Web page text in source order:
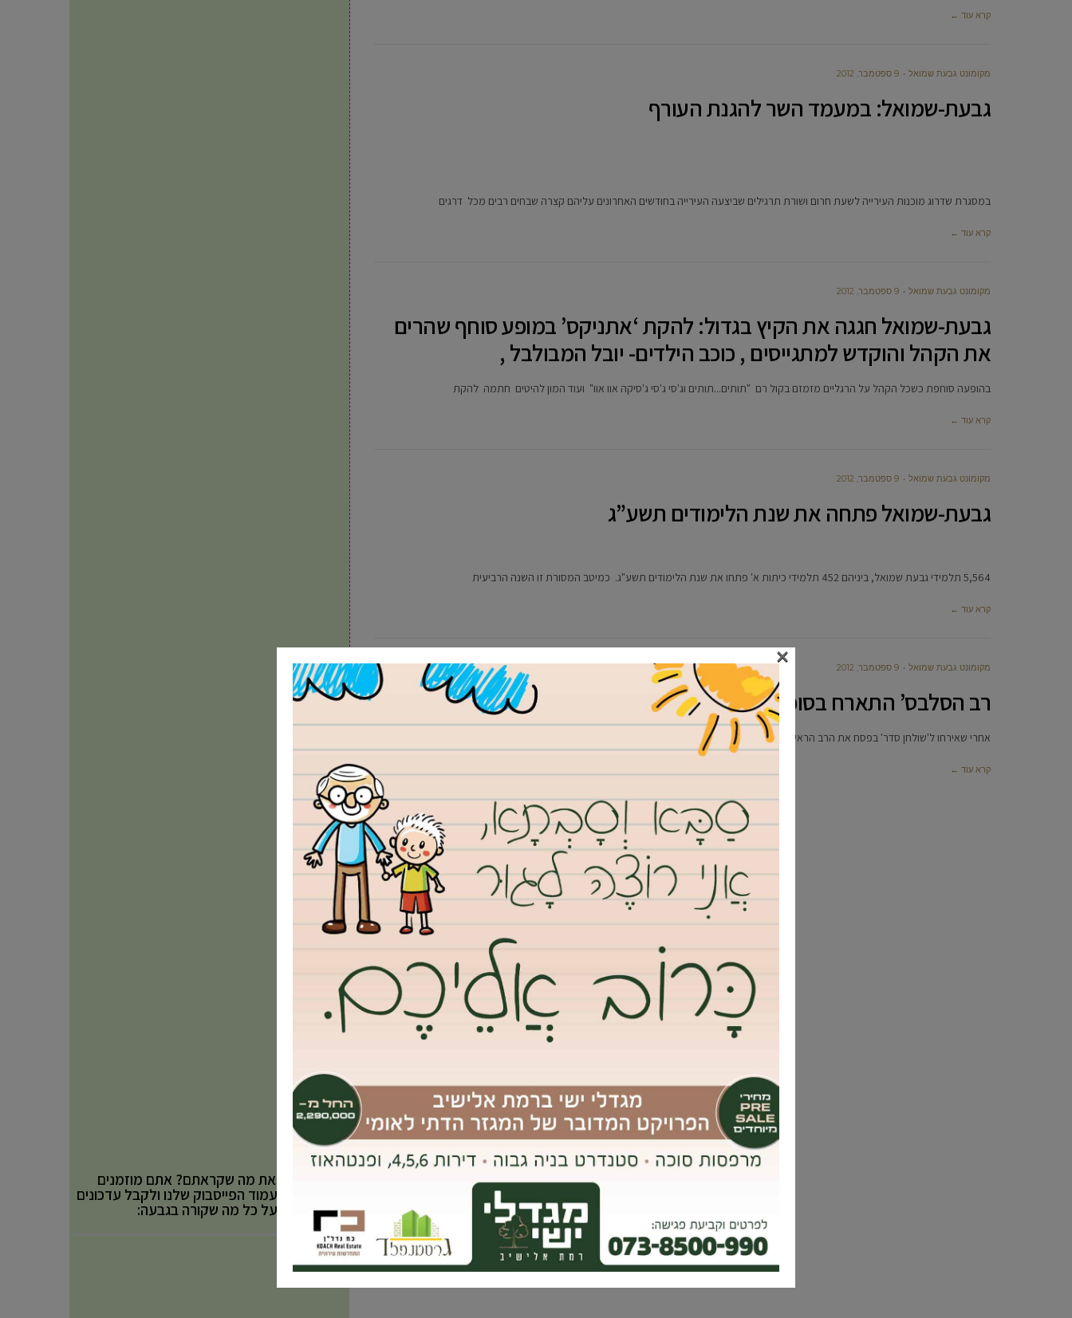
קרא עוד ←
מקומונט גבעת שמואל 9 ספטמבר, 2012
גבעת-שמואל: במעמד השר להגנת העורף
במסגרת שדרוג מוכנות העירייה לשעת חרום ושורת תרגילים שביצעה העירייה בחודשים האחרונים עליהם קצרה שבחים רבים מכל דרגים
קרא עוד ←
מקומונט גבעת שמואל 9 ספטמבר, 2012
גבעת-שמואל חגגה את הקיץ בגדול: להקת ‘אתניקס’ במופע סוחף שהרים
את הקהל והוקדש למתגייסים , כוכב הילדים- יובל המבולבל ,
בהופעה סוחפת כשכל הקהל על הרגליים מזמזם בקול רם "תותים...תותים וג'סי ג'סי ג'סיקה אוו אוו" ועוד המון להיטים חתמה להקת
קרא עוד ←
מקומונט גבעת שמואל 9 ספטמבר, 2012
גבעת-שמואל פתחה את שנת הלימודים תשע”ג
5,564 תלמידי גבעת שמואל, ביניהם 452 תלמידי כיתות א' פתחו את שנת הלימודים תשע"ג. כמיטב המסורת זו השנה הרביעית
קרא עוד ←
מקומונט גבעת שמואל 9 ספטמבר, 2012
רב הסלבס’ התארח בסוכת ילדי ‘גן ירוק בטבע’ בקריית אונו
אחרי שאירחו ל'שולחן סדר' בפסח את הרב הראשי לישראל הרב יונה מצגר ונטעו עם יו"ר הקרן הקיימת לישראל אפי שטנצלר
קרא עוד ←
אהבתם את מה שקראתם? אתם מוזמנים
לעקוב אחר עמוד הפייסבוק שלנו ולקבל עדכונים
באופן שוטף על כל מה שקורה בגבעה:
×